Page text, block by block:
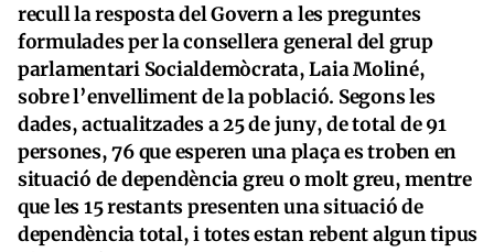
recull la resposta del Govern a les preguntes
formulades per la consellera general del grup
parlamentari Socialdemòcrata, Laia Moliné,
sobre l’envelliment de la població. Segons les
dades, actualitzades a 25 de juny, de total de 91
persones, 76 que esperen una plaça es troben en
situació de dependència greu o molt greu, mentre
que les 15 restants presenten una situació de
dependència total, i totes estan rebent algun tipus